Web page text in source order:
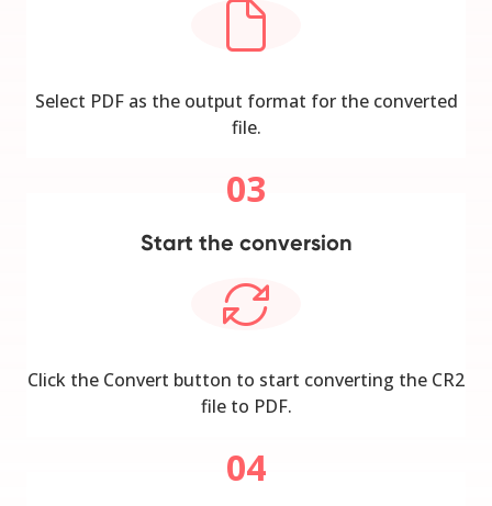
Select PDF as the output format for the converted
file.
03
Start the conversion
Click the Convert button to start converting the CR2
file to PDF.
04